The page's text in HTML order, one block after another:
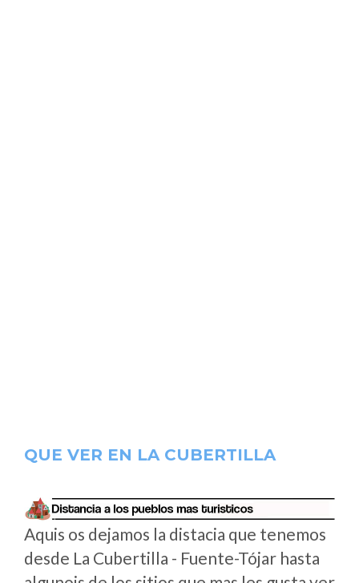
QUE VER EN LA CUBERTILLA
Aquis os dejamos la distacia que tenemos
desde La Cubertilla - Fuente-Tójar hasta